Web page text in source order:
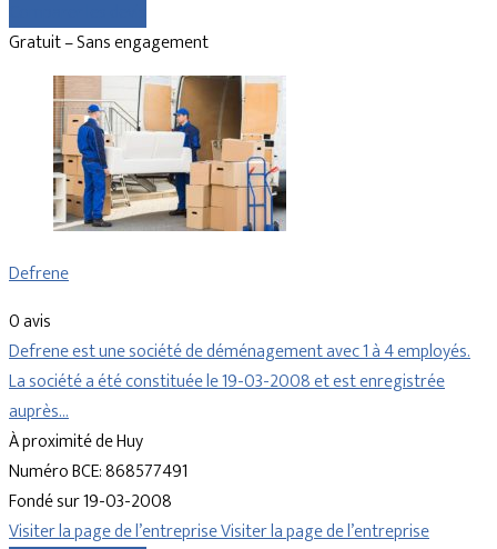
Gratuit – Sans engagement
Defrene
0 avis
Defrene est une société de déménagement avec 1 à 4 employés.
La société a été constituée le 19-03-2008 et est enregistrée
auprès…
À proximité de Huy
Numéro BCE: 868577491
Fondé sur 19-03-2008
Visiter la page de l’entrepriseVisiter la page de l’entreprise